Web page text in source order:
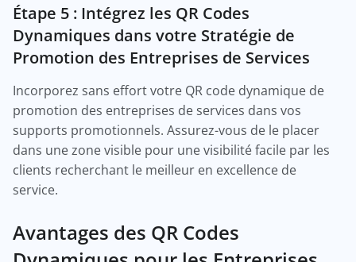
Étape 5 : Intégrez les QR Codes
Dynamiques dans votre Stratégie de
Promotion des Entreprises de Services
Incorporez sans effort votre QR code dynamique de
promotion des entreprises de services dans vos
supports promotionnels. Assurez-vous de le placer
dans une zone visible pour une visibilité facile par les
clients recherchant le meilleur en excellence de
service.
Avantages des QR Codes